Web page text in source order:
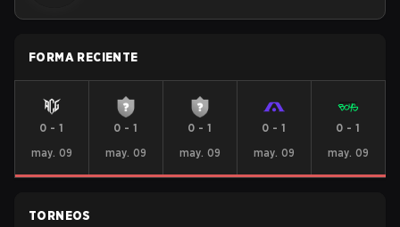
FORMA RECIENTE
0 -1
may. 09
0 -1
may. 09
0 -1
may. 09
0 -1
may. 09
0 -1
may. 09
TORNEOS